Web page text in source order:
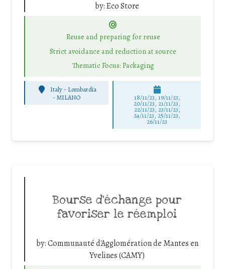
by:Eco Store
Reuse and preparing for reuse
Strict avoidance and reduction at source
Thematic Focus: Packaging
Italy - Lombardia
-MILANO 18/11/23, 19/11/23,
20/11/23, 21/11/23,
22/11/23, 23/11/23,
24/11/23, 25/11/23,
26/11/23
Bourse d’échange pour
favoriser le réemploi
by:Communauté d'Agglomération de Mantes en
Yvelines (CAMY)